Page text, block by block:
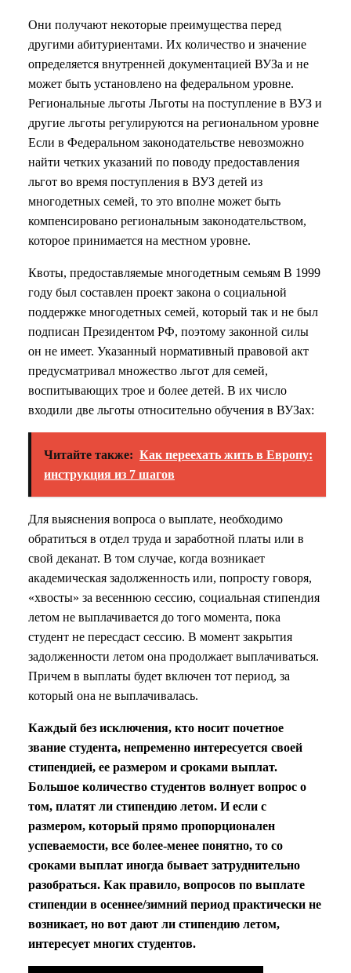
Они получают некоторые преимущества перед
другими абитуриентами. Их количество и значение
определяется внутренней документацией ВУЗа и не
может быть установлено на федеральном уровне.
Региональные льготы Льготы на поступление в ВУЗ и
другие льготы регулируются на региональном уровне
Если в Федеральном законодательстве невозможно
найти четких указаний по поводу предоставления
льгот во время поступления в ВУЗ детей из
многодетных семей, то это вполне может быть
компенсировано региональным законодательством,
которое принимается на местном уровне.
Квоты, предоставляемые многодетным семьям В 1999
году был составлен проект закона о социальной
поддержке многодетных семей, который так и не был
подписан Президентом РФ, поэтому законной силы
он не имеет. Указанный нормативный правовой акт
предусматривал множество льгот для семей,
воспитывающих трое и более детей. В их число
входили две льготы относительно обучения в ВУЗах:
Читайте также: Как переехать жить в Европу:
инструкция из 7 шагов
Для выяснения вопроса о выплате, необходимо
обратиться в отдел труда и заработной платы или в
свой деканат. В том случае, когда возникает
академическая задолженность или, попросту говоря,
«хвосты» за весеннюю сессию, социальная стипендия
летом не выплачивается до того момента, пока
студент не пересдаст сессию. В момент закрытия
задолженности летом она продолжает выплачиваться.
Причем в выплаты будет включен тот период, за
который она не выплачивалась.
Каждый без исключения, кто носит почетное
звание студента, непременно интересуется своей
стипендией, ее размером и сроками выплат.
Большое количество студентов волнует вопрос о
том, платят ли стипендию летом. И если с
размером, который прямо пропорционален
успеваемости, все более-менее понятно, то со
сроками выплат иногда бывает затруднительно
разобраться. Как правило, вопросов по выплате
стипендии в осеннее/зимний период практически не
возникает, но вот дают ли стипендию летом,
интересует многих студентов.